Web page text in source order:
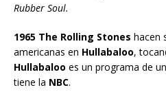
Rubber Soul.
1965 The Rolling Stones hacen
americanas en Hullabaloo,
Hullabaloo es un programa de
tiene la NBC.